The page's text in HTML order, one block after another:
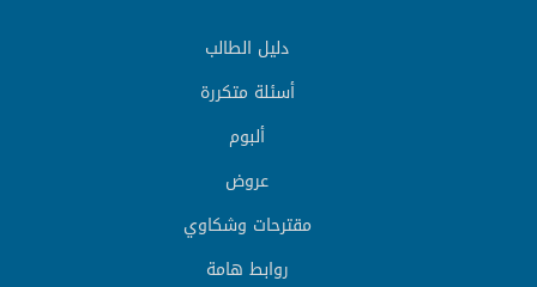
دليل الطالب
أسئلة متكررة
ألبوم
عروض
مقترحات وشكاوي
روابط هامة